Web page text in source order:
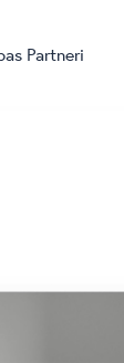
Partneri